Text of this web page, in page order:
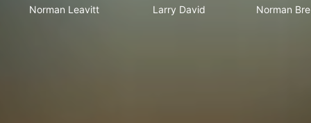
Norman Leavitt Larry David Norman